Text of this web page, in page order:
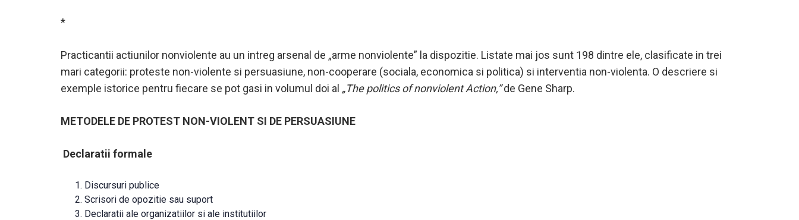
*
Practicantii actiunilor nonviolente au un intreg arsenal de „arme nonviolente” la dispozitie. Listate mai jos sunt 198 dintre ele, clasificate in trei
mari categorii: proteste non-violente si persuasiune, non-cooperare (sociala, economica si politica) si interventia non-violenta. O descriere si
exemple istorice pentru fiecare se pot gasi in volumul doi al „The politics of nonviolent Action,”de Gene Sharp.
METODELE DE PROTEST NON-VIOLENT SI DE PERSUASIUNE
Declaratii formale
Discursuri publice
Scrisori de opozitie sau suport
Declaratii ale organizatiilor si ale institutiilor